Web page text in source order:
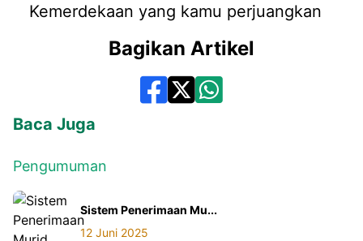
Kemerdekaan yang kamu perjuangkan
Bagikan Artikel
Baca Juga
Pengumuman
Sistem Penerimaan Mu...
12 Juni 2025